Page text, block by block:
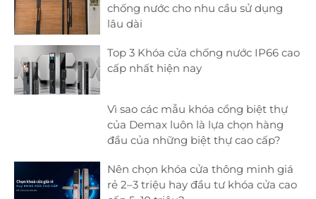
chống nước cho nhu cầu sử dụng
lâu dài
Top 3 Khóa cửa chống nước IP66 cao
cấp nhất hiện nay
Vì sao các mẫu khóa cổng biệt thự
của Demax luôn là lựa chọn hàng
đầu của những biệt thự cao cấp?
Nên chọn khóa cửa thông minh giá
rẻ 2–3 triệu hay đầu tư khóa cửa cao